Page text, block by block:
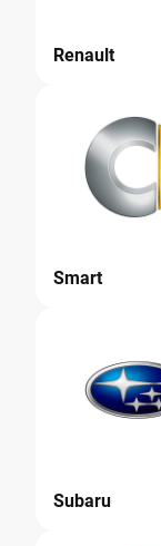
Renault
Smart
Subaru